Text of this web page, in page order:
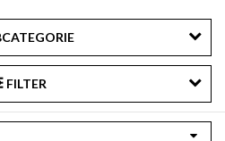
FILTER